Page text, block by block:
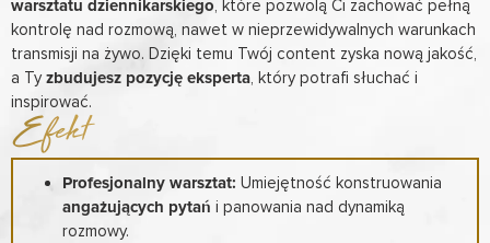
warsztatu dziennikarskiego, które pozwolą Ci zachować pełną
kontrolę nad rozmową, nawet w nieprzewidywalnych warunkach
transmisji na żywo. Dzięki temu Twój content zyska nową jakość,
a Tyzbudujesz pozycję eksperta, który potrafi słuchać i
inspirować.
Efekt
Profesjonalny warsztat: Umiejętność konstruowania
angażujących pytań i panowania nad dynamiką
rozmowy.